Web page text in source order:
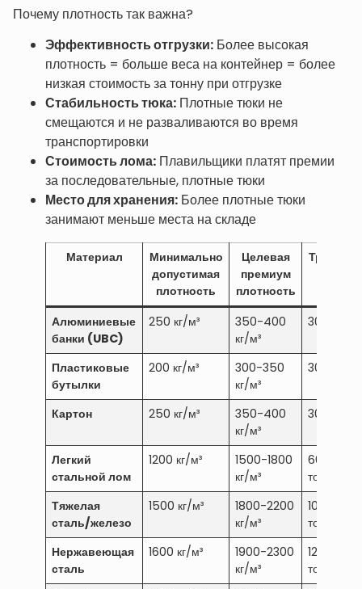
Почему плотность так важна?
Эффективность отгрузки: Более высокая
плотность = больше веса на контейнер = более
низкая стоимость за тонну при отгрузке
Стабильность тюка: Плотные тюки не
смещаются и не разваливаются во время
транспортировки
Стоимость лома: Плавильщики платят премии
за последовательные, плотные тюки
Место для хранения: Более плотные тюки
занимают меньше места на складе
Материал
Минимально
допустимая
плотность
Целевая
премиум
плотность
Алюминиевые
банки (UBC)
250 кг/м³
350-400
кг/м³
30-60
Пластиковые
бутылки
200 кг/м³
300-350
кг/м³
30-50
Картон 250 кг/м³
350-400
кг/м³
30-60
Легкий
стальной лом
1200 кг/м³
1500-1800
кг/м³
60-100
тонн
Тяжелая
сталь/железо
1500 кг/м³
1800-2200
кг/м³
100-160
тонн
Нержавеющая
сталь
1600 кг/м³
1900-2300
кг/м³
120-200
тонн